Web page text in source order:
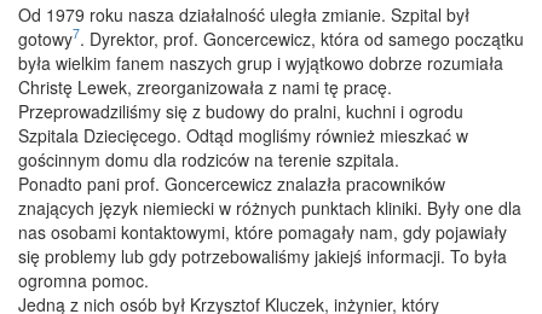
Od 1979 roku nasza działalność uległa zmianie. Szpital był
gotowy7. Dyrektor, prof. Goncercewicz, która od samego początku
była wielkim fanem naszych grup i wyjątkowo dobrze rozumiała
Christę Lewek, zreorganizowała z nami tę pracę.
Przeprowadziliśmy się z budowy do pralni, kuchni i ogrodu
Szpitala Dziecięcego. Odtąd mogliśmy również mieszkać w
gościnnym domu dla rodziców na terenie szpitala.
Ponadto pani prof. Goncercewicz znalazła pracowników
znających język niemiecki w różnych punktach kliniki. Były one dla
nas osobami kontaktowymi, które pomagały nam, gdy pojawiały
się problemy lub gdy potrzebowaliśmy jakiejś informacji. To była
ogromna pomoc.
Jedną z nich osób był Krzysztof Kluczek, inżynier, który